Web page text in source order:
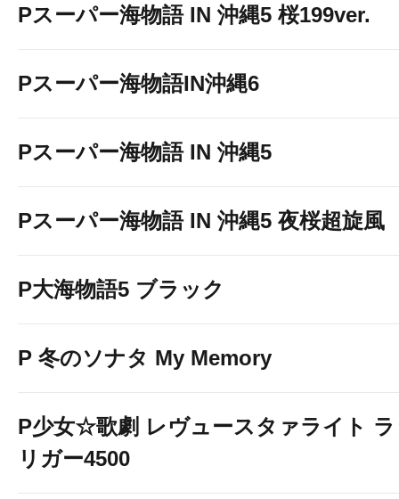
Pスーパー海物語 IN 沖縄5 桜199ver.
Pスーパー海物語IN沖縄6
Pスーパー海物語 IN 沖縄5
Pスーパー海物語 IN 沖縄5 夜桜超旋風
P大海物語5 ブラック
P 冬のソナタ My Memory
P少女☆歌劇 レヴュースタァライト
リガー4500